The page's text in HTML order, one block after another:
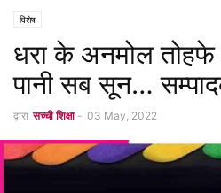
विशेष
धरा के अनमोल तोहफे
पानी सब सून…
द्वारा सच्ची शिक्षा - 03 May, 2022